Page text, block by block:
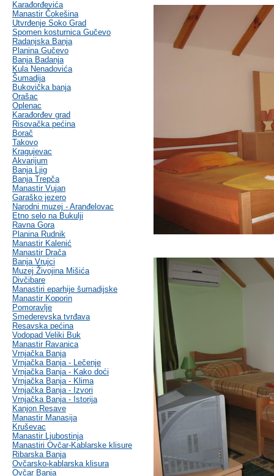
Karađorđevića
Manastir Čokešina
Utvrđenje Soko Grad
Spomen kosturnica Gučevo
Radanjska Banja
Planina Gučevo
Banja Badanja
Kula Nenadovića
Šumadija
Bukovička banja
Orašac
Oplenac
Karađorđev grad
Risovačka pećina
Borač
Takovo
Kragujevac
Akvarijum
Banja Ljig
Banja Trepča
Manastir Vujan
Garaško jezero
Narodni muzej - Aranđelovac
Etno selo na Bukulji
Ravna Gora
Planina Rudnik
Manastir Kalenić
Manastir Drača
Banja Vrujci
Muzej Živojina Mišića
Divčibare
Manastiri eparhije šumadijske
Manastir Koporin
Pomoravlje
Smederevska tvrđava
Resavska pećina
Vodopad Veliki Buk
Manastir Ravanica
Vrnjačka Banja
Vrnjačka Banja - Lečenje
Vrnjačka Banja - Kako doći
Vrnjačka Banja - Klima
Vrnjačka Banja - Izvori
Vrnjačka Banja - Istorija
Kanjon Resave
Manastir Manasija
Kruševac
Manastir Ljubostinja
Manastiri Ovčar-Kablarske klisure
Ribarska Banja
Ovčarsko-kablarska klisura
Ovčar Banja